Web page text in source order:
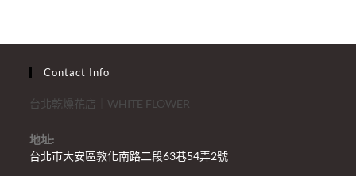
Contact Info
台北乾燥花店｜WHITE FLOWER
地址:
台北市大安區敦化南路二段63巷54弄2號